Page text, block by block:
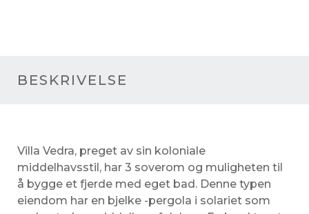
BESKRIVELSE
Villa Vedra, preget av sin koloniale
middelhavsstil, har 3 soverom og muligheten til
å bygge et fjerde med eget bad. Denne typen
eiendom har en bjelke -pergola i solariet som